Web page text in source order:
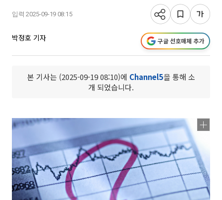
입력 2025-09-19 08:15
박정호 기자 구글 선호매체 추가
본 기사는 (2025-09-19 08:10)에 Channel5을 통해 소
개 되었습니다.